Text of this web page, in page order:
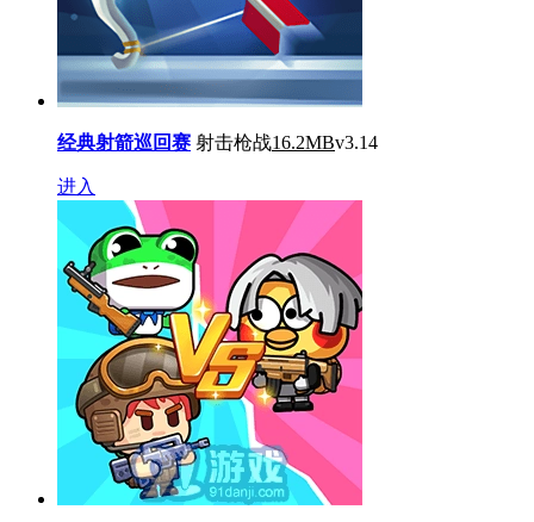
经典射箭巡回赛 射击枪战16.2MBv3.14
进入